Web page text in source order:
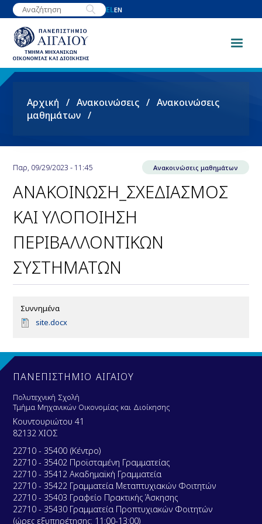
Παράκαμψη
προς
κυρίως
περιεχόμενο
ELEN
Breadcrumb
Αρχική Ανακοινώσεις
Ανακοινώσεις
μαθημάτων
Παρ, 09/29/2023 - 11:45 Ανακοινώσεις μαθημάτων
ΑΝΑΚΟΙΝΩΣΗ_ΣΧΕΔΙΑΣΜΟΣ
ΚΑΙ ΥΛΟΠΟΙΗΣΗ
ΠΕΡΙΒΑΛΛΟΝΤΙΚΩΝ
ΣΥΣΤΗΜΑΤΩΝ
Συννημένα
D
u
e
n
t
site.docx
ΠΑΝΕΠΙΣΤΗΜΙΟ ΑΙΓΑΙΟΥ
Πολυτεχνική Σχολή
Τμήμα Μηχανικών Οικονομίας και Διοίκησης
Κουντουριώτου 41
82132 ΧΙΟΣ
22710 - 35400 (Κέντρο)
22710 - 35402 Προϊσταμένη Γραμματείας
22710 - 35412 Ακαδημαϊκή Γραμματεία
22710 - 35422 Γραμματεία Μεταπτυχιακών Φοιτητών
22710 - 35403 Γραφείο Πρακτικής Άσκησης
22710 - 35430 Γραμματεία Προπτυχιακών Φοιτητών
(ώρες εξυπηρέτησης: 11:00-13:00)